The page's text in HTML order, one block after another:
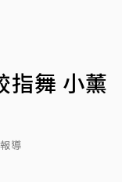
指舞 小薰
導